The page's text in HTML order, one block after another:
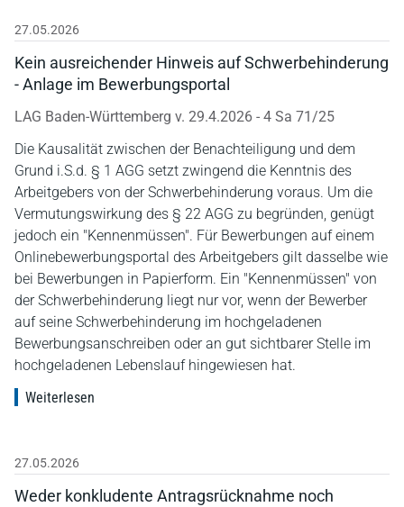
27.05.2026
Kein ausreichender Hinweis auf Schwerbehinderung
- Anlage im Bewerbungsportal
LAG Baden-Württemberg v. 29.4.2026 - 4 Sa 71/25
Die Kausalität zwischen der Benachteiligung und dem
Grund i.S.d. § 1 AGG setzt zwingend die Kenntnis des
Arbeitgebers von der Schwerbehinderung voraus. Um die
Vermutungswirkung des § 22 AGG zu begründen, genügt
jedoch ein "Kennenmüssen". Für Bewerbungen auf einem
Onlinebewerbungsportal des Arbeitgebers gilt dasselbe wie
bei Bewerbungen in Papierform. Ein "Kennenmüssen" von
der Schwerbehinderung liegt nur vor, wenn der Bewerber
auf seine Schwerbehinderung im hochgeladenen
Bewerbungsanschreiben oder an gut sichtbarer Stelle im
hochgeladenen Lebenslauf hingewiesen hat.
Weiterlesen
27.05.2026
Weder konkludente Antragsrücknahme noch